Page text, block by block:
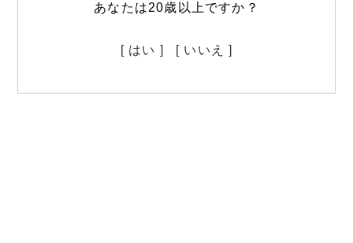
あなたは20歳以上ですか？
[ はい ] [ いいえ ]